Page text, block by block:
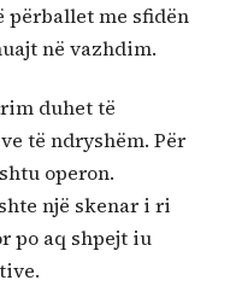
me sfidën
në vazhdim.
duhet të
të ndryshëm. Për
operon.
një skenar i ri
po aq shpejt iu